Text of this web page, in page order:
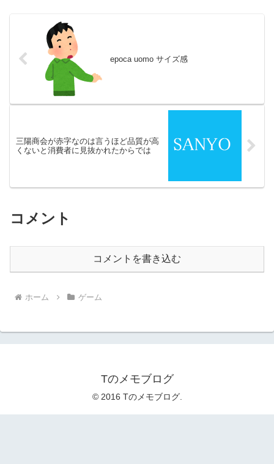
epoca uomo サイズ感
三陽商会が赤字なのは言うほど品質が高
くないと消費者に見抜かれたからでは
コメント
コメントを書き込む
ホーム ゲーム
Tのメモブログ
© 2016 Tのメモブログ.